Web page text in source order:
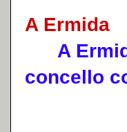
A Ermida
A
concello